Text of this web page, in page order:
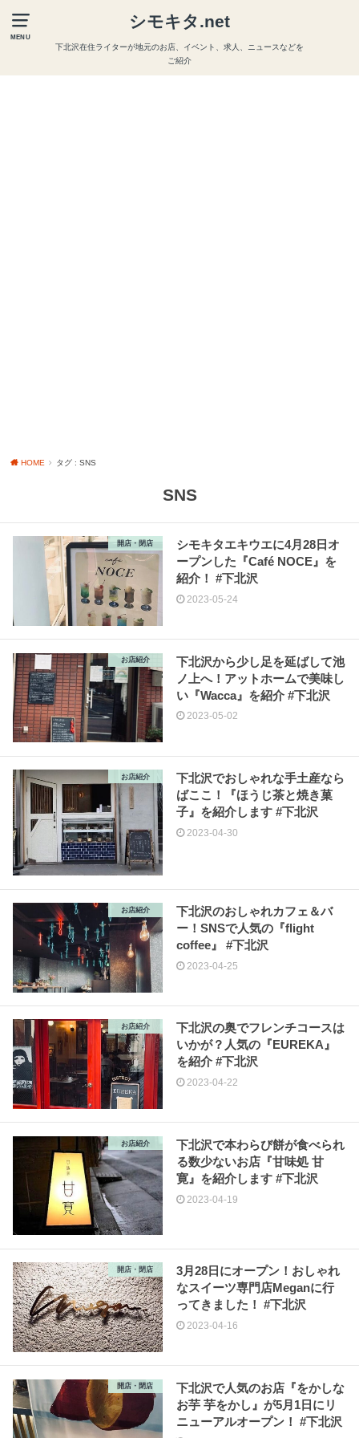
MENU
シモキタ.net
下北沢在住ライターが地元のお店、イベント、求人、ニュースなどを
ご紹介
HOME タグ : SNS
SNS
開店・閉店
シモキタエキウエに4月28日オ
ープンした『Café NOCE』を
紹介！ #下北沢
2023-05-24
お店紹介
下北沢から少し足を延ばして池
ノ上へ！アットホームで美味し
い『Wacca』を紹介 #下北沢
2023-05-02
お店紹介
下北沢でおしゃれな手土産なら
ばここ！『ほうじ茶と焼き菓
子』を紹介します #下北沢
2023-04-30
お店紹介
下北沢のおしゃれカフェ＆バ
ー！SNSで人気の『flight
coffee』 #下北沢
2023-04-25
お店紹介
下北沢の奥でフレンチコースは
いかが？人気の『EUREKA』
を紹介 #下北沢
2023-04-22
お店紹介
下北沢で本わらび餅が食べられ
る数少ないお店『甘味処 甘
寛』を紹介します #下北沢
2023-04-19
開店・閉店
3月28日にオープン！おしゃれ
なスイーツ専門店Meganに行
ってきました！ #下北沢
2023-04-16
開店・閉店
下北沢で人気のお店『をかしな
お芋 芋をかし』が5月1日にリ
ニューアルオープン！ #下北沢